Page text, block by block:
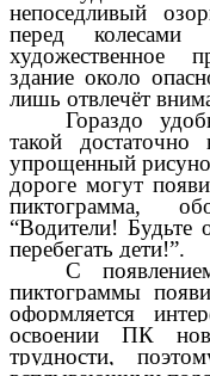
непоседливый
перед колесами
художественное
здание около
лишь отвлечёт
Гораздо
такой
упрощенный
дороге могут
пиктограмма,
“Водители! Будьте
перебегать дети!”.
С
пиктограммы
оформляется
освоении ПК
трудности,